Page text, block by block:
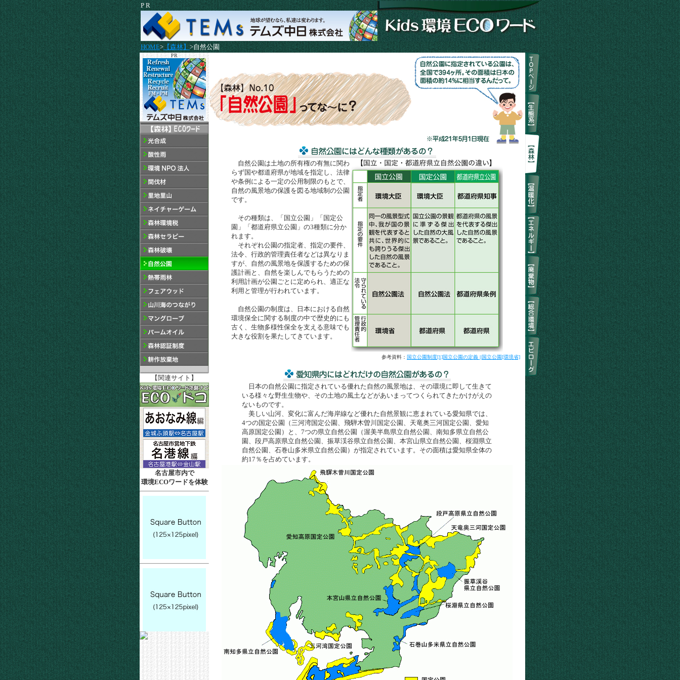
P R
HOME>【森林】>自然公園
PR
【関連サイト】
名古屋市内で
環境ECOワードを体験
自然公園は土地の所有権の有無に関わ
らず国や都道府県が地域を指定し、法律
や条例による一定の公用制限のもとで、
自然の風景地の保護を図る地域制の公園
です。
その種類は、「国立公園」「国定公
園」「都道府県立公園」の3種類に分か
れます。
それぞれ公園の指定者、指定の要件、
法令、行政的管理責任者などは異なりま
すが、自然の風景地を保護するための保
護計画と、自然を楽しんでもらうための
利用計画が公園ごとに定められ、適正な
利用と管理が行われています。
自然公園の制度は、日本における自然
環境保全に関する制度の中で歴史的にも
古く、生物多様性保全を支える意味でも
大きな役割を果たしてきています。
参考資料： 国立公園制度[1]国立公園の定義 ||国立公園[環境省]
日本の自然公園に指定されている優れた自然の風景地は、その環境に即して生きて
いる様々な野生生物や、その土地の風土などがあいまってつくられてきたかけがえの
ないものです。
美しい山河、変化に富んだ海岸線など優れた自然景観に恵まれている愛知県では、
4つの国定公園（三河湾国定公園、飛騨木曽川国定公園、天竜奥三河国定公園、愛知
高原国定公園）と、7つの県立自然公園（渥美半島県立自然公園、南知多県立自然公
園、段戸高原県立自然公園、振草渓谷県立自然公園、本宮山県立自然公園、桜淵県立
自然公園、石巻山多米県立自然公園）が指定されています。その面積は愛知県全体の
約17％を占めています。